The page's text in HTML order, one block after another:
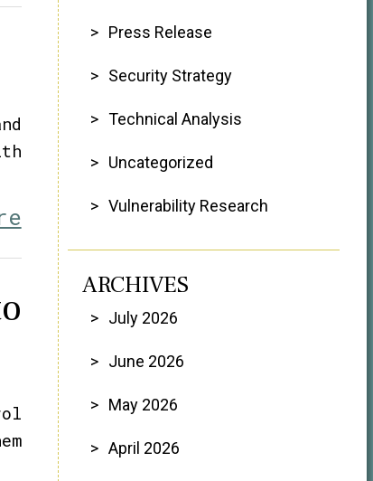
Press Release
Security Strategy
Technical Analysis
Uncategorized
Vulnerability Research
ARCHIVES
July 2026
June 2026
May 2026
April 2026